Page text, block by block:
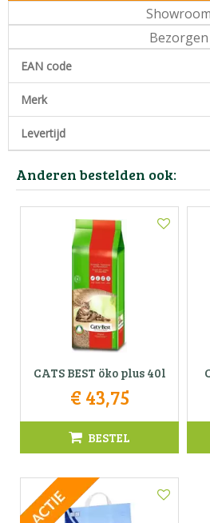
Showroom
Bezorgen
EAN code
Merk
Levertijd
Anderen bestelden ook:
CATS BEST öko plus 40l
€ 43,75
BESTEL